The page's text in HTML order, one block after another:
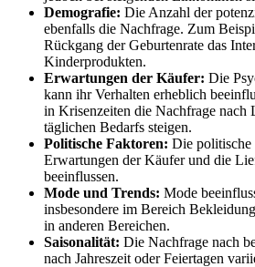
Demografie: Die Anzahl der
ebenfalls die Nachfrage. Zum
Rückgang der Geburtenrate das
Kinderprodukten.
Erwartungen der Käufer: Die
kann ihr Verhalten erheblich
in Krisenzeiten die Nachfrage nach
täglichen Bedarfs steigen.
Politische Faktoren: Die politische
Erwartungen der Käufer und die
beeinflussen.
Mode und Trends: Mode
insbesondere im Bereich
in anderen Bereichen.
Saisonalität: Die Nachfrage nach
nach Jahreszeit oder Feiertagen